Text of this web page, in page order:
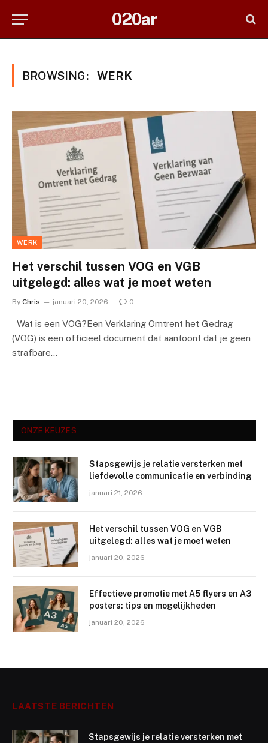
020ar
BROWSING: WERK
WERK
Het verschil tussen VOG en VGB
uitgelegd: alles wat je moet weten
By Chris januari 20, 2026 0
Wat is een VOG?Een Verklaring Omtrent het Gedrag
(VOG) is een officieel document dat aantoont dat je geen
strafbare…
ONZE KEUZES
Stapsgewijs je relatie versterken met
liefdevolle communicatie en verbinding
januari 21, 2026
Het verschil tussen VOG en VGB
uitgelegd: alles wat je moet weten
januari 20, 2026
Effectieve promotie met A5 flyers en A3
posters: tips en mogelijkheden
januari 20, 2026
LAATSTE BERICHTEN
Stapsgewijs je relatie versterken met